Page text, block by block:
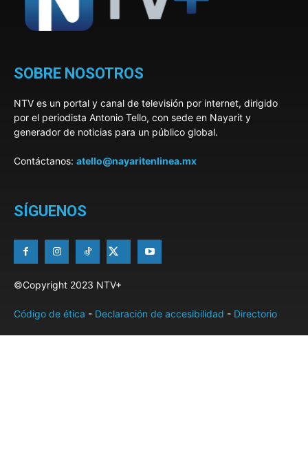
SOBRE NOSOTROS
NTV es un portal y canal de televisión por internet, dirigido
por el periodista Antonio Tello, con sede en Nayarit y
generador de noticias para un público global.
Contáctanos: atello@nayaritenlinea.mx
SÍGUENOS
©Copyright 2023 NTV+
Código de ética - Declaración de accesibilidad - Directorio